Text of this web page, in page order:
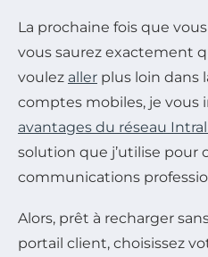
La prochaine fois que
vous saurez exactement
voulez aller plus loin dans
comptes mobiles, je vous
avantages du réseau
solution que j’utilise pour
communications
Alors, prêt à recharger
portail client, choisissez